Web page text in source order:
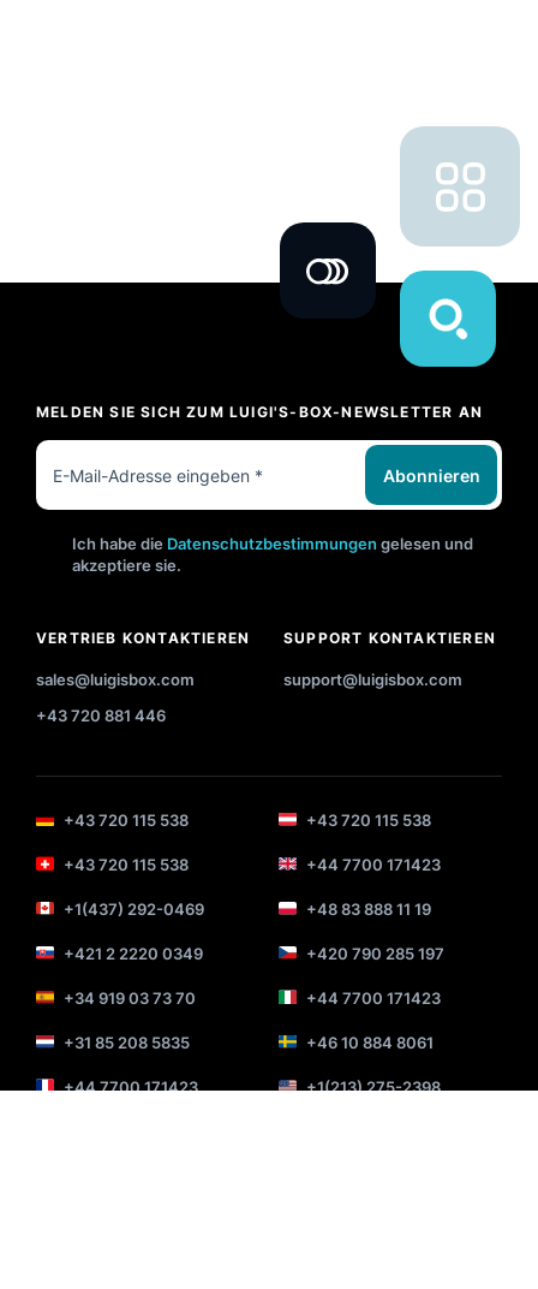
MELDEN SIE SICH ZUM LUIGI'S-BOX-NEWSLETTER AN
Abonnieren
Ich habe die Datenschutzbestimmungen gelesen und
akzeptiere sie.
VERTRIEB KONTAKTIEREN
sales@luigisbox.com
+43 720 881 446
SUPPORT KONTAKTIEREN
support@luigisbox.com
+43 720 115 538 +43 720 115 538
+43 720 115 538 +44 7700 171423
+1(437) 292-0469 +48 83 888 11 19
+421 2 2220 0349 +420 790 285 197
+34 919 03 73 70 +44 7700 171423
+31 85 208 5835 +46 10 884 8061
+44 7700 171423 +1(213) 275-2398